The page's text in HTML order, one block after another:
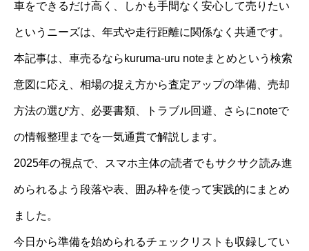
車をできるだけ高く、しかも手間なく安心して売りたい
というニーズは、年式や走行距離に関係なく共通です。
本記事は、車売るならkuruma-uru noteまとめという検索
意図に応え、相場の捉え方から査定アップの準備、売却
方法の選び方、必要書類、トラブル回避、さらにnoteで
の情報整理までを一気通貫で解説します。
2025年の視点で、スマホ主体の読者でもサクサク読み進
められるよう段落や表、囲み枠を使って実践的にまとめ
ました。
今日から準備を始められるチェックリストも収録してい